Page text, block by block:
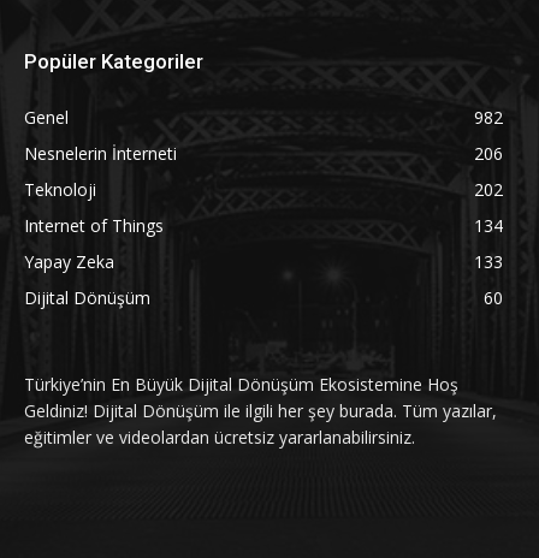
Popüler Kategoriler
Genel
982
Nesnelerin İnterneti
206
Teknoloji
202
Internet of Things
134
Yapay Zeka
133
Dijital Dönüşüm
60
Türkiye’nin En Büyük Dijital Dönüşüm Ekosistemine Hoş
Geldiniz! Dijital Dönüşüm ile ilgili her şey burada. Tüm yazılar,
eğitimler ve videolardan ücretsiz yararlanabilirsiniz.